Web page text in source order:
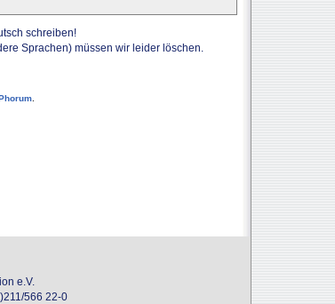
schreiben!
Sprachen) müssen wir leider löschen.
.
e.V.
566 22-0